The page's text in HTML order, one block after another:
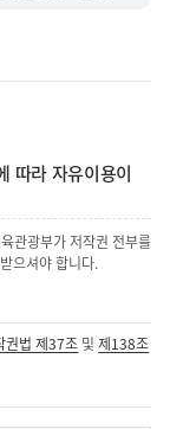
따라 자유이용이
관광부가 저작권 전부를
으셔야 합니다.
권법 제37조 및제138조